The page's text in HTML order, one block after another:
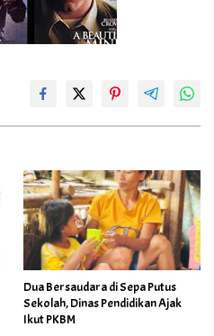
Dua Bersaudara di Sepa Putus
Sekolah, Dinas Pendidikan Ajak
Ikut PKBM